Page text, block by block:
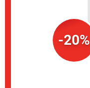
-20%